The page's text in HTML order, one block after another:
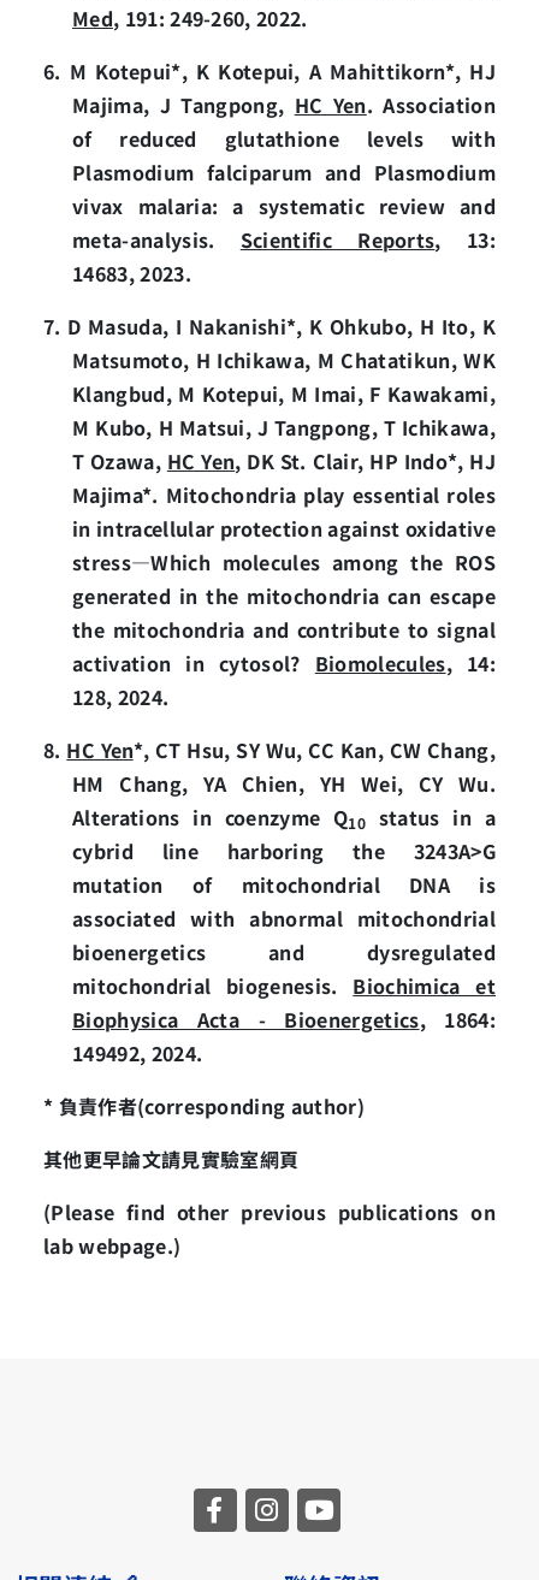
Med, 191: 249-260, 2022.
6. M Kotepui*, K Kotepui, A Mahittikorn*, HJ
Majima, J Tangpong, HC Yen. Association
of reduced glutathione levels with
Plasmodium falciparum and Plasmodium
vivax malaria: a systematic review and
meta‑analysis. Scientific Reports, 13:
14683, 2023.
7. D Masuda, I Nakanishi*, K Ohkubo, H Ito, K
Matsumoto, H Ichikawa, M Chatatikun, WK
Klangbud, M Kotepui, M Imai, F Kawakami,
M Kubo, H Matsui, J Tangpong, T Ichikawa,
T Ozawa, HC Yen, DK St. Clair, HP Indo*, HJ
Majima*. Mitochondria play essential roles
in intracellular protection against oxidative
stress—Which molecules among the ROS
generated in the mitochondria can escape
the mitochondria and contribute to signal
activation in cytosol? Biomolecules, 14:
128, 2024.
8. HC Yen*, CT Hsu, SY Wu, CC Kan, CW Chang,
HM Chang, YA Chien, YH Wei, CY Wu.
Alterations in coenzyme Q10status in a
cybrid line harboring the 3243A>G
mutation of mitochondrial DNA is
associated with abnormal mitochondrial
bioenergetics and dysregulated
mitochondrial biogenesis. Biochimica et
Biophysica Acta - Bioenergetics, 1864:
149492, 2024.
* 負責作者(corresponding author)
其他更早論文請見實驗室網頁
(Please find other previous publications on
lab webpage.)